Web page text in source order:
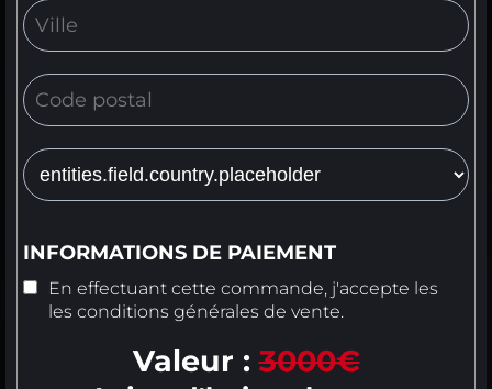
INFORMATIONS DE PAIEMENT
En effectuant cette commande, j'accepte les
les conditions générales de vente.
Valeur :3000€